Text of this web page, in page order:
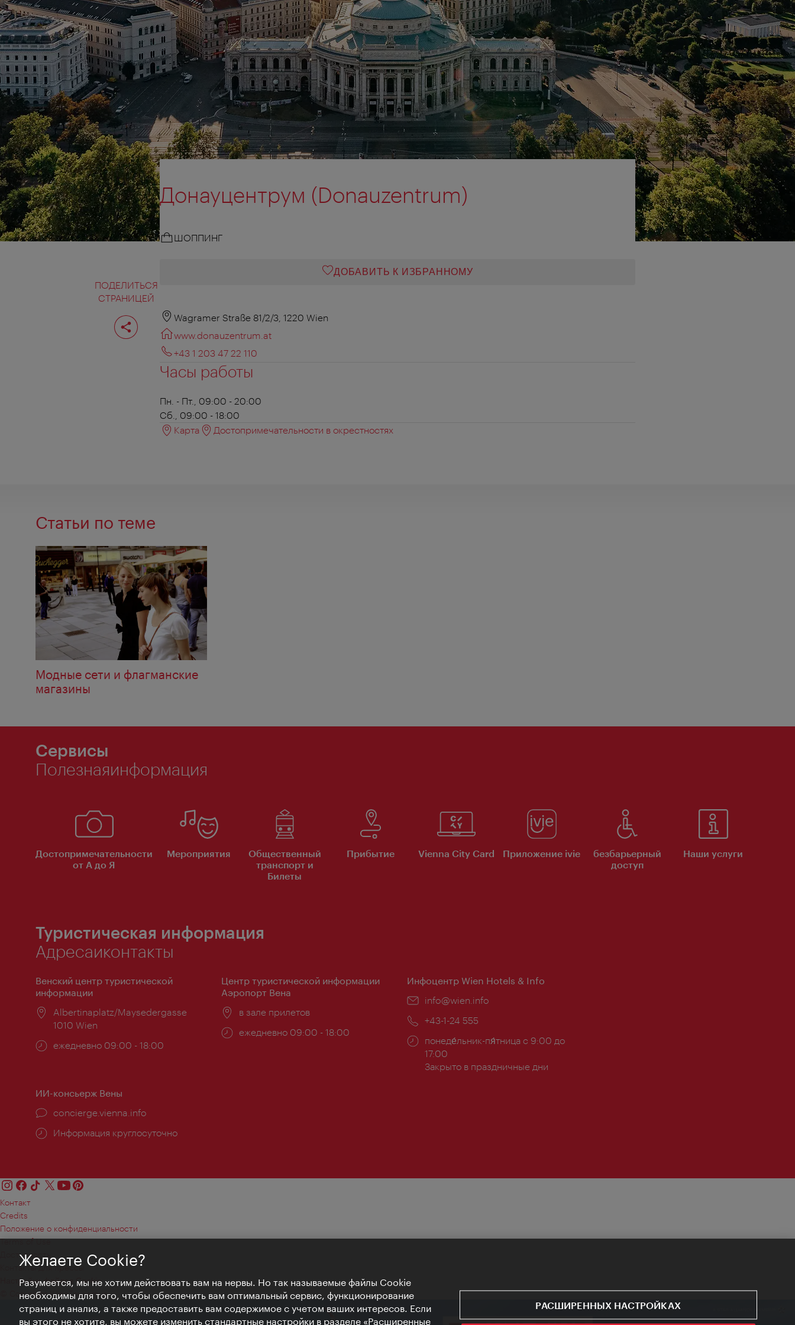
ПОДЕЛИТЬСЯ
СТРАНИЦЕЙ
Поделиться
страницей
Донауцентрум (Donauzentrum)
ШОППИНГ
ДОБАВИТЬ К ИЗБРАННОМУ
Wagramer Straße 81/2/3, 1220 Wien
www.donauzentrum.at
+43 1 203 47 22 110
Часы работы
Пн. - Пт., 09:00 - 20:00
Сб., 09:00 - 18:00
Карта
Достопримечательности в окрестностях
Статьи по теме
Модные сети и флагманские
магазины
Сервисы
Полезнаяинформация
Достопримечательности
от А до Я
Мероприятия
Общественный
транспорт и
Билеты
Прибытие Vienna City Card Приложение ivie
безбарьерный
доступ
Наши услуги
Туристическая информация
Адресаиконтакты
Венский центр туристической
информации
Расположение:
Albertinaplatz/Maysedergasse
1010 Wien
Часы
ежедневно 09:00 - 18:00
Центр туристической информации
Аэропорт Вена
Расположение:
в зале прилетов
Часы
ежедневно 09:00 - 18:00
Инфоцентр Wien Hotels & Info
Эл.
info@wien.info
Телефон:
+43-1-24 555
Часы
работы:
понеде́льник-пя́тница с 9:00 до
17:00
Закрыто в праздничные дни
ИИ-консьерж Вены
concierge.vienna.info
Информация круглосуточно
Контакт
Credits
Положение о конфиденциальности
Terms of Use
Доступность
Контакты для прессы
Настройки файлов Cookie
© Copyright WienTourismus
Желаете Cookie?
Разумеется, мы не хотим действовать вам на нервы. Но так называемые файлы Cookie
необходимы для того, чтобы обеспечить вам оптимальный сервис, функционирование
страниц и анализ, а также предоставить вам содержимое с учетом ваших интересов. Если
вы этого не хотите, вы можете изменить стандартные настройки в разделе «Расширенные
РАСШИРЕННЫХ НАСТРОЙКАХ